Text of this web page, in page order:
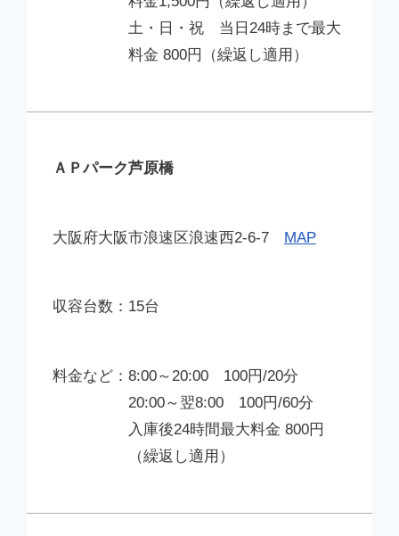
土・日・祝 当日24時まで最大
料金 800円（繰返し適用）
ＡＰパーク芦原橋
大阪府大阪市浪速区浪速西2-6-7 MAP
15台
8:00～20:00 100円/20分
20:00～翌8:00 100円/60分
入庫後24時間最大料金 800円
（繰返し適用）